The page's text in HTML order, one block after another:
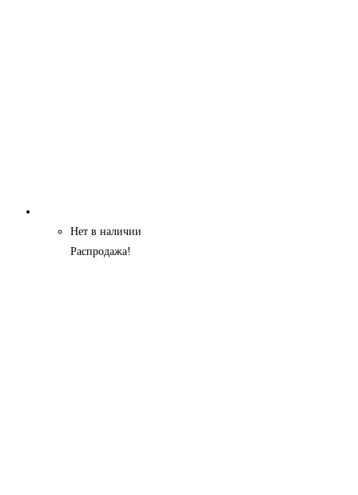
Нет в наличии
Распродажа!